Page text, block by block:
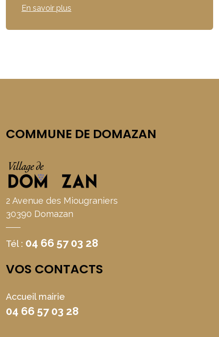
En savoir plus
COMMUNE DE DOMAZAN
2 Avenue des Miougraniers
30390 Domazan
Tél : 04 66 57 03 28
VOS CONTACTS
Accueil mairie
04 66 57 03 28